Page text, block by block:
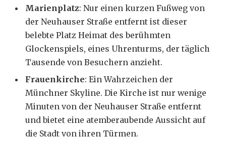
Marienplatz: Nur einen kurzen Fußweg von
der Neuhauser Straße entfernt ist dieser
belebte Platz Heimat des berühmten
Glockenspiels, eines Uhrenturms, der täglich
Tausende von Besuchern anzieht.
Frauenkirche: Ein Wahrzeichen der
Münchner Skyline. Die Kirche ist nur wenige
Minuten von der Neuhauser Straße entfernt
und bietet eine atemberaubende Aussicht auf
die Stadt von ihren Türmen.